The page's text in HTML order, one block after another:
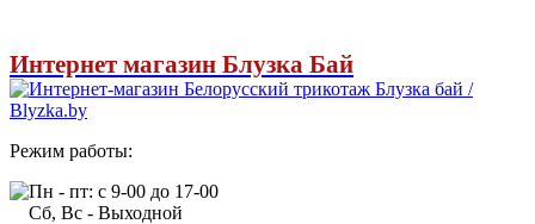
Интернет магазин Блузка Бай
Режим работы:
Пн - пт: с 9-00 до 17-00
Сб, Вс - Выходной